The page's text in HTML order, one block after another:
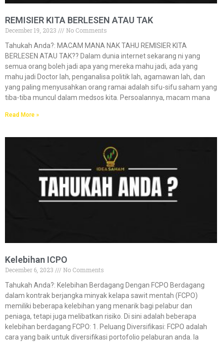
REMISIER KITA BERLESEN ATAU TAK
December 19, 2023
No Comments
Tahukah Anda?:​​ MACAM MANA NAK TAHU REMISIER KITA
BERLESEN ATAU TAK?? Dalam dunia internet sekarang ni yang
semua orang boleh jadi apa yang mereka mahu jadi, ada yang
mahu jadi Doctor lah, penganalisa politik lah, agamawan lah, dan
yang paling menyusahkan orang ramai adalah sifu-sifu saham yang
tiba-tiba muncul dalam medsos kita. Persoalannya, macam mana
Read More »
Kelebihan ICPO
December 6, 2023
No Comments
Tahukah Anda?:​​ Kelebihan Berdagang Dengan FCPO Berdagang
dalam kontrak berjangka minyak kelapa sawit mentah (FCPO)
memiliki beberapa kelebihan yang menarik bagi pelabur dan
peniaga, tetapi juga melibatkan risiko. Di sini adalah beberapa
kelebihan berdagang FCPO: 1. Peluang Diversifikasi: FCPO adalah
cara yang baik untuk diversifikasi portofolio pelaburan anda. Ia